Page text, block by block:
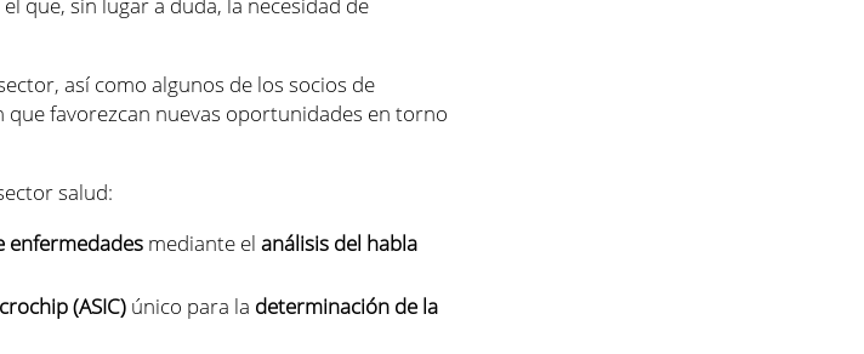
que, sin lugar a duda, la necesidad de
así como algunos de los socios de
que favorezcan nuevas oportunidades en torno
salud:
enfermedades mediante elanálisis del habla
(ASIC) único para la determinación de la